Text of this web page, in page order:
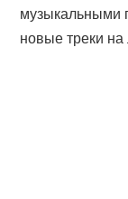
музыкальными
новые треки